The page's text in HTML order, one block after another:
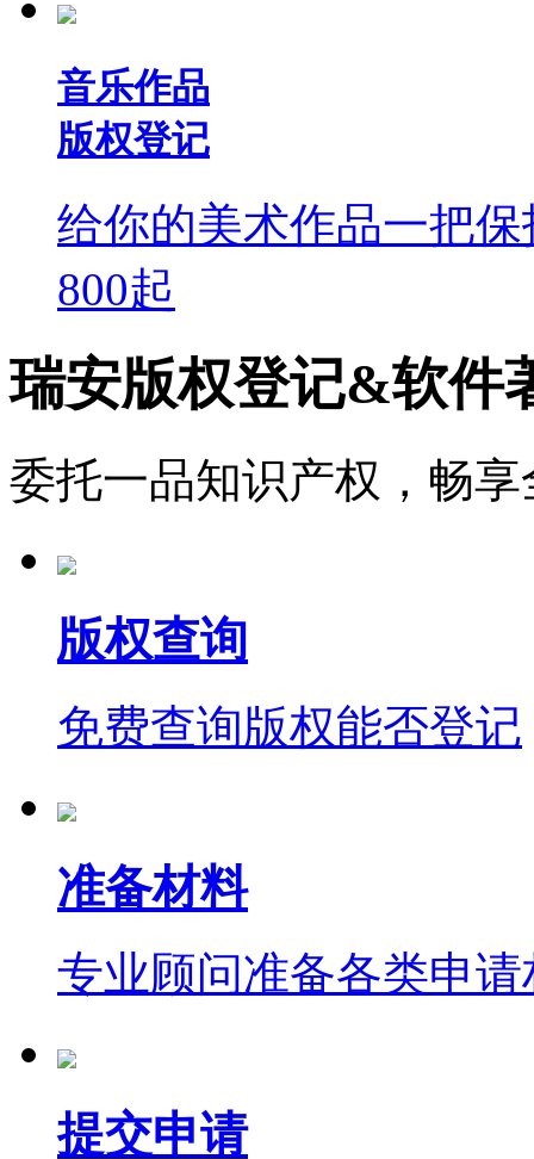
音乐作品
版权登记
给你的美术作品一把保
800起
瑞安版权登记&软件
委托一品知识产权，畅
版权查询
免费查询版权能否登记
准备材料
专业顾问准备各类申请
提交申请